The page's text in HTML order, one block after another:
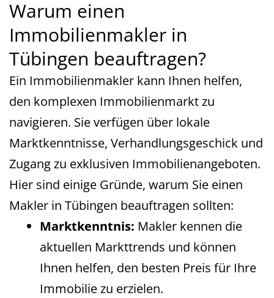
Warum einen
Immobilienmakler in
Tübingen beauftragen?
Ein Immobilienmakler kann Ihnen helfen,
den komplexen Immobilienmarkt zu
navigieren. Sie verfügen über lokale
Marktkenntnisse, Verhandlungsgeschick und
Zugang zu exklusiven Immobilienangeboten.
Hier sind einige Gründe, warum Sie einen
Makler in Tübingen beauftragen sollten:
Marktkenntnis: Makler kennen die
aktuellen Markttrends und können
Ihnen helfen, den besten Preis für Ihre
Immobilie zu erzielen.